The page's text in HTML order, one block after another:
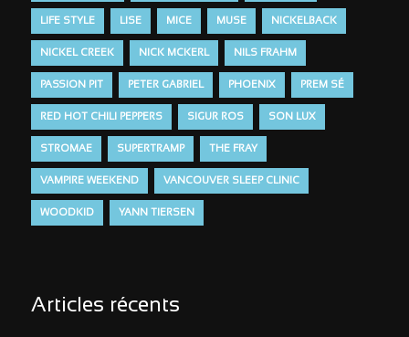
LIFE STYLE LISE MICE MUSE NICKELBACK
NICKEL CREEK NICK MCKERL NILS FRAHM
PASSION PIT PETER GABRIEL PHOENIX PREM SÉ
RED HOT CHILI PEPPERS SIGUR ROS SON LUX
STROMAE SUPERTRAMP THE FRAY
VAMPIRE WEEKEND VANCOUVER SLEEP CLINIC
WOODKID YANN TIERSEN
Articles récents